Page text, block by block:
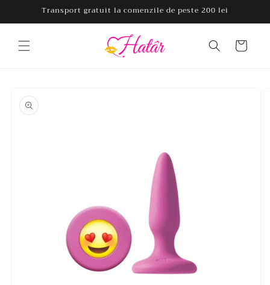
Salt laTransport gratuit la comenzile de peste 200 lei
Coș
despre
produs